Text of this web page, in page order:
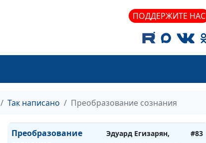
ПОДДЕРЖИТЕ НАС
Так написано Преобразование сознания
священнослужитель
Эдуард Егизарян,
#86
священнослужитель
Воля Божья
Эдуард Егизарян,
Преобразование
Эдуард Егизарян,
#83